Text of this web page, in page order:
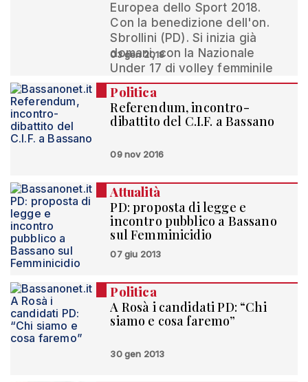
Europea dello Sport 2018.
Con la benedizione dell'on.
Sbrollini (PD). Si inizia già
domani, con la Nazionale
Under 17 di volley femminile
03 gen 2018
Politica
Referendum, incontro-
dibattito del C.I.F. a Bassano
09 nov 2016
Attualità
PD: proposta di legge e
incontro pubblico a Bassano
sul Femminicidio
07 giu 2013
Politica
A Rosà i candidati PD: “Chi
siamo e cosa faremo”
30 gen 2013